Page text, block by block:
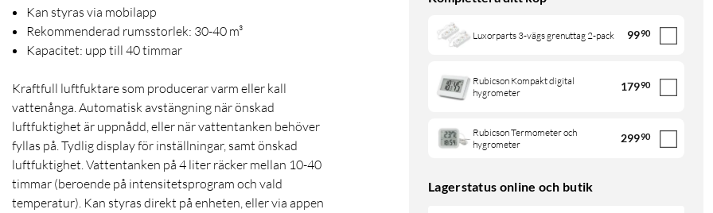
Luxorparts 3-vägs grenuttag 2-pack 9990
Rubicson Kompakt digital
hygrometer
17990
Rubicson Termometer och
hygrometer
29990
Lagerstatus online och butik
Kan styras via mobilapp
Rekommenderad rumsstorlek: 30-40 m³
Kapacitet: upp till 40 timmar
Kraftfull luftfuktare som producerar varm eller kall
vattenånga. Automatisk avstängning när önskad
luftfuktighet är uppnådd, eller när vattentanken behöver
fyllas på. Tydlig display för inställningar, samt önskad
luftfuktighet. Vattentanken på 4 liter räcker mellan 10-40
timmar (beroende på intensitetsprogram och vald
temperatur). Kan styras direkt på enheten, eller via appen